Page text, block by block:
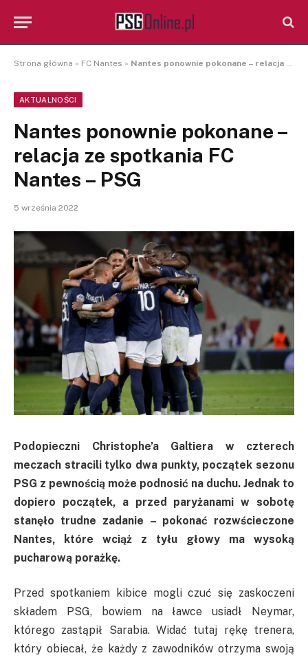
Strona główna » FC Nantes » Nantes ponownie pokonane – relacja ze spotkania FC Nantes – PSG
AKTUALNOŚCI
Nantes ponownie pokonane –
relacja ze spotkania FC
Nantes – PSG
5 września 2022
Podopieczni Christophe’a Galtiera w czterech
meczach stracili tylko dwa punkty, początek sezonu
PSG z pewnością może podnosić na duchu. Jednak to
dopiero początek, a przed paryżanami w sobotę
stanęło trudne zadanie – pokonać rozwścieczone
Nantes, które wciąż z tyłu głowy ma wysoką
pucharową porażkę.
Przed spotkaniem kibice mogli czuć się zaskoczeni
składem PSG, bowiem na ławce usiadł Neymar,
którego zastąpił Sarabia. Widać tutaj rękę trenera,
który obiecał, że każdy z zawodników otrzyma swoją